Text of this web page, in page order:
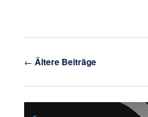
Beitragsnavigation
← Ältere Beiträge